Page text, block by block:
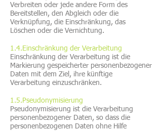
Verbreiten oder jede andere Form des
Bereitstellen, den Abgleich oder die
Verknüpfung, die Einschränkung, das
Löschen oder die Vernichtung.
1.4.Einschränkung der Verarbeitung
Einschränkung der Verarbeitung ist die
Markierung gespeicherter personenbezogener
Daten mit dem Ziel, ihre künftige
Verarbeitung einzuschränken.
1.5.Pseudonymisierung
Pseudonymisierung ist die Verarbeitung
personenbezogener Daten, so dass die
personenbezogenen Daten ohne Hilfe